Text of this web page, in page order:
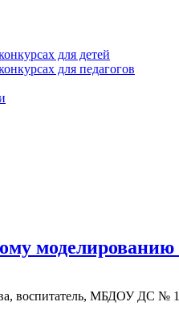
для детей
для педагогов
воспитатель, МБДОУ ДС №